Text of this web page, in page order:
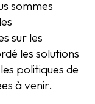
sommes
sur les
les solutions
politiques de
à venir.